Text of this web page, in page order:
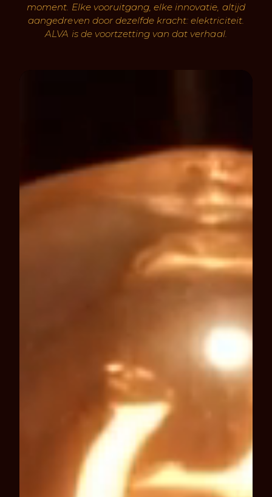
moment. Elke vooruitgang, elke innovatie, altijd
aangedreven door dezelfde kracht: elektriciteit.
ALVA is de voortzetting van dat verhaal.